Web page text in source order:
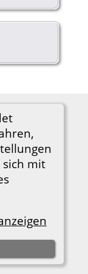
sich mit